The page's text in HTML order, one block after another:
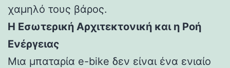
χαμηλό τους βάρος.
Η Εσωτερική Αρχιτεκτονική και η Ροή
Ενέργειας
Μια μπαταρία e-bike δεν είναι ένα ενιαίο